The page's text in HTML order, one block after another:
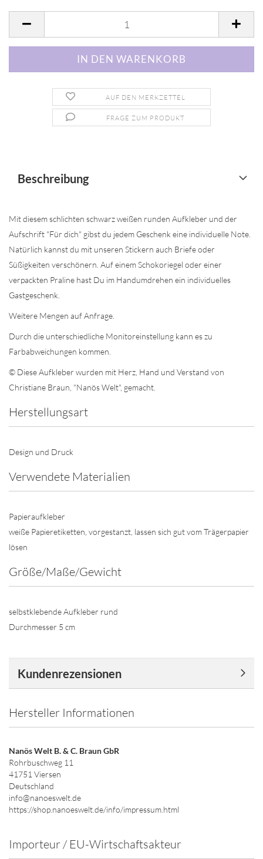
AUF DEN MERKZETTEL
FRAGE ZUM PRODUKT
Beschreibung
Mit diesem schlichten schwarz weißen runden Aufkleber und der
Aufschrift "Für dich" gibst du jedem Geschenk eine individuelle Note.
Natürlich kannst du mit unseren Stickern auch Briefe oder
Süßigkeiten verschönern. Auf einem Schokoriegel oder einer
verpackten Praline hast Du im Handumdrehen ein individuelles
Gastgeschenk.
Weitere Mengen auf Anfrage.
Durch die unterschiedliche Monitoreinstellung kann es zu
Farbabweichungen kommen.
© Diese Aufkleber wurden mit Herz, Hand und Verstand von
Christiane Braun, "Nanös Welt", gemacht.
Herstellungsart
Design und Druck
Verwendete Materialien
Papieraufkleber
weiße Papieretiketten, vorgestanzt, lassen sich gut vom Trägerpapier
lösen
Größe/Maße/Gewicht
selbstklebende Aufkleber rund
Durchmesser 5 cm
Kundenrezensionen
Hersteller Informationen
Nanös Welt B. & C. Braun GbR
Rohrbuschweg 11
41751 Viersen
Deutschland
info@nanoeswelt.de
https://shop.nanoeswelt.de/info/impressum.html
Importeur / EU-Wirtschaftsakteur